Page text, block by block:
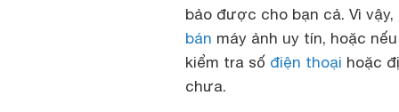
bảo được cho bạn cả. Vì
bán máy ảnh uy tín, hoặc
kiểm tra số điện thoại hoặc
chưa.